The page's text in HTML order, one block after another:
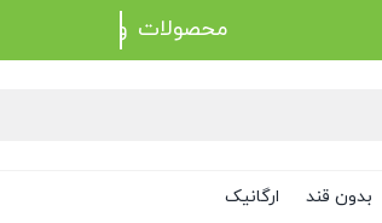
محصولات
بدون قند ارگانیک